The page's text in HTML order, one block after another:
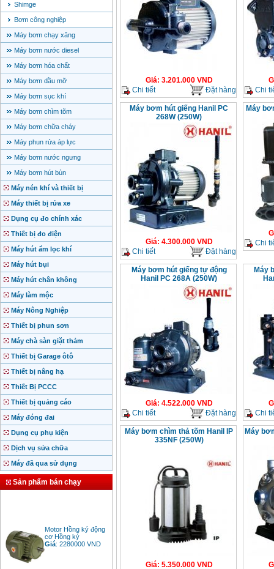
Shimge
Bơm công nghiệp
Máy bơm chạy xăng
Máy bơm nước diesel
Máy bơm hóa chất
Máy bơm dầu mỡ
Máy bơm sục khí
Máy bơm chìm tõm
Máy bơm chữa cháy
Máy phun rửa áp lực
Máy bơm nước ngưng
Máy bơm hút bùn
Máy nén khí và thiết bị
Máy thiết bị rửa xe
Dụng cụ đo chính xác
Thiết bị đo điện
Máy hút ẩm lọc khí
Máy hút bụi
Máy hút chân không
Máy làm mộc
Máy Nông Nghiệp
Thiết bị phun sơn
Máy chà sàn giặt thảm
Thiết bị Garage ôtô
Thiết bị nâng hạ
Thiết Bị PCCC
Thiết bị quảng cáo
Máy đóng đai
Dụng cụ phụ kiện
Dịch vụ sửa chữa
Máy đã qua sử dụng
Sản phẩm bán chạy
Motor Hồng ký động
cơ Hồng ký
Giá :2280000 VND
Giá: 3.201.000VND
Chi tiết
Đặt hàng
Chi
Máy bơm hút giếng Hanil PC
268W (250W)
Giá: 4.300.000VND
Chi tiết
Đặt hàng
Máy
Chi
Máy bơm hút giếng tự động
Hanil PC 268A (250W)
Giá: 4.522.000VND
Chi tiết
Đặt hàng
Máy
Chi
Máy bơm chìm thả tõm Hanil IP
335NF (250W)
Giá: 5.350.000VND
Máy